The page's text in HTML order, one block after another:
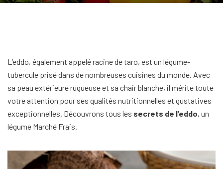
L’eddo, également appelé racine de taro, est un légume-
tubercule prisé dans de nombreuses cuisines du monde. Avec
sa peau extérieure rugueuse et sa chair blanche, il mérite toute
votre attention pour ses qualités nutritionnelles et gustatives
exceptionnelles. Découvrons tous les secrets de l’eddo, un
légume Marché Frais.